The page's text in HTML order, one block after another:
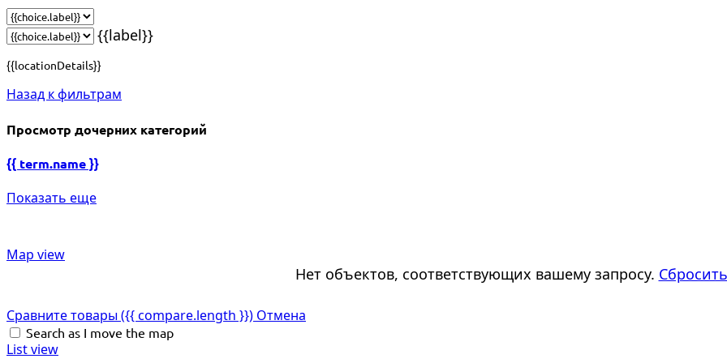
{{label}}
{{locationDetails}}
Назад к фильтрам
Просмотр дочерних категорий
{{ term.name }}
Показать еще
Map view
Нет объектов, соответствующих вашему запросу.
Сравните товары({{ compare.length }}) Отмена
Search as I move the map
List view